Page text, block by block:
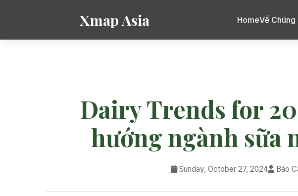
Xmap Asia HomeVề Chúng
Dairy Trends for
hướng ngành sữa
Sunday, October 27, 2024 Báo